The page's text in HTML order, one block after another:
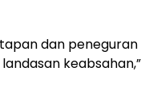
dan peneguran
keabsahan,”